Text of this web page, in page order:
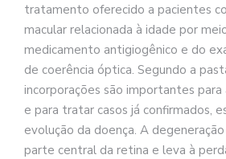
tratamento oferecido a pacientes
macular relacionada à idade por
medicamento antigiogênico e do
de coerência óptica. Segundo a
incorporações são importantes
e para tratar casos já confirmados,
evolução da doença. A
parte central da retina e leva à